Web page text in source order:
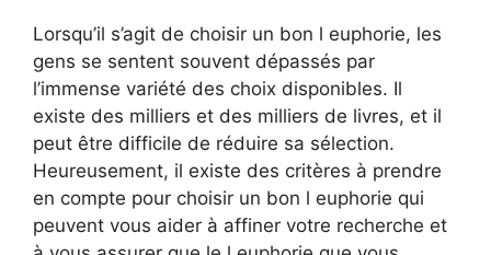
Lorsqu’il s’agit de choisir un bon l euphorie, les
gens se sentent souvent dépassés par
l’immense variété des choix disponibles. Il
existe des milliers et des milliers de livres, et il
peut être difficile de réduire sa sélection.
Heureusement, il existe des critères à prendre
en compte pour choisir un bon l euphorie qui
peuvent vous aider à affiner votre recherche et